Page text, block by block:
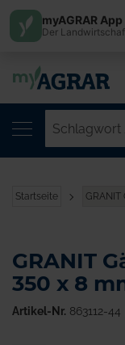
Startseite
GRANIT
350 x 8
Artikel-Nr. 863112-44
myAGRAR App
Der